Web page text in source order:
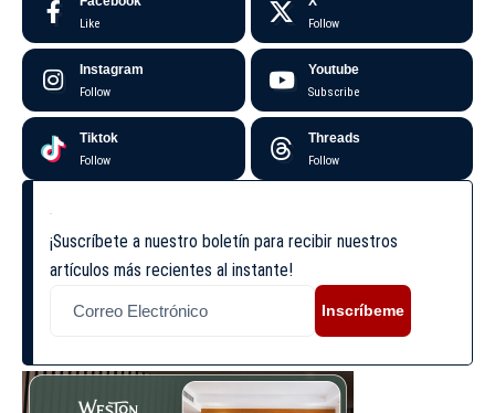
Like Follow
Instagram
Follow
Youtube
Subscribe
Tiktok
Follow
Threads
Follow
¡Suscríbete a nuestro boletín para recibir nuestros
artículos más recientes al instante!
Inscríbeme